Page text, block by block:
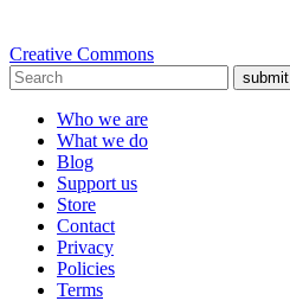
Creative Commons
submit
Who we are
What we do
Blog
Support us
Store
Contact
Privacy
Policies
Terms